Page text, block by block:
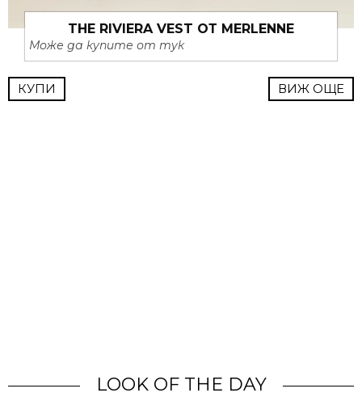
THE RIVIERA VEST ОТ MERLENNE
Може да купите от тук
КУПИ ВИЖ ОЩЕ
LOOK OF THE DAY